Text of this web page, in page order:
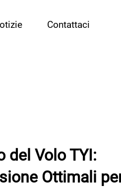
Contattaci
del Volo TYI:
Ottimali